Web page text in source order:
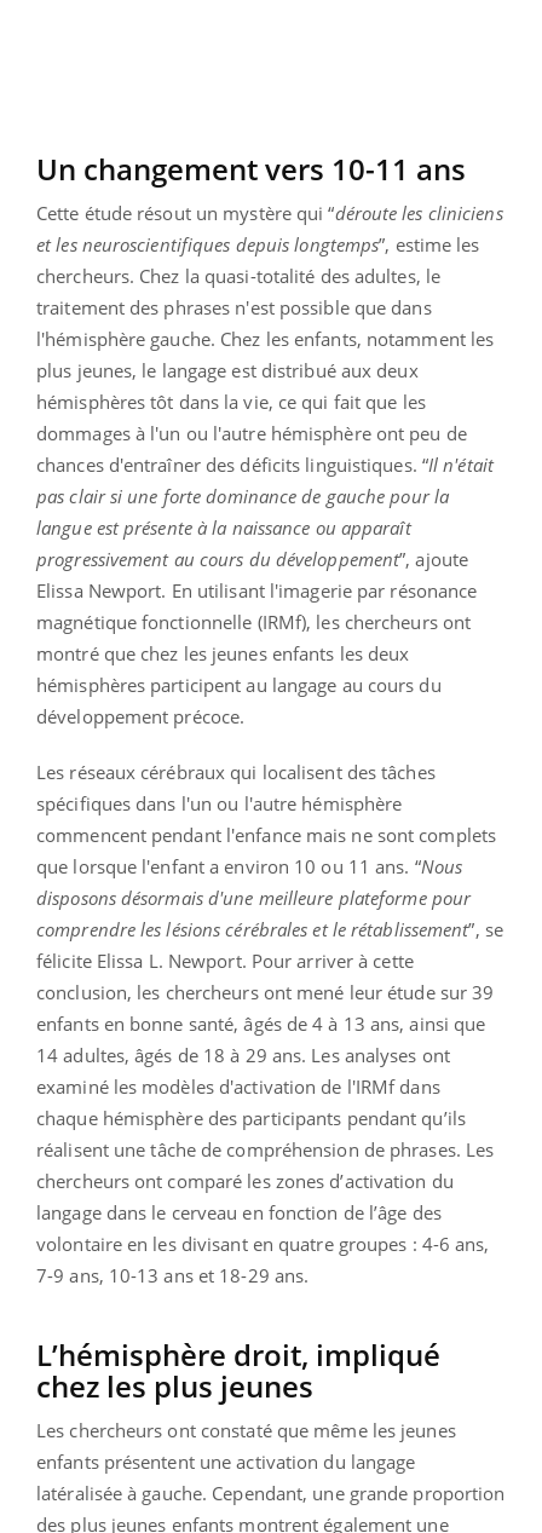
Un changement vers 10-11 ans
Cette étude résout un mystère qui “déroute les cliniciens
et les neuroscientifiques depuis longtemps”, estime les
chercheurs. Chez la quasi-totalité des adultes, le
traitement des phrases n'est possible que dans
l'hémisphère gauche. Chez les enfants, notamment les
plus jeunes, le langage est distribué aux deux
hémisphères tôt dans la vie, ce qui fait que les
dommages à l'un ou l'autre hémisphère ont peu de
chances d'entraîner des déficits linguistiques. “Il n'était
pas clair si une forte dominance de gauche pour la
langue est présente à la naissance ou apparaît
progressivement au cours du développement”, ajoute
Elissa Newport. En utilisant l'imagerie par résonance
magnétique fonctionnelle (IRMf), les chercheurs ont
montré que chez les jeunes enfants les deux
hémisphères participent au langage au cours du
développement précoce.
Les réseaux cérébraux qui localisent des tâches
spécifiques dans l'un ou l'autre hémisphère
commencent pendant l'enfance mais ne sont complets
que lorsque l'enfant a environ 10 ou 11 ans. “Nous
disposons désormais d'une meilleure plateforme pour
comprendre les lésions cérébrales et le rétablissement”, se
félicite Elissa L. Newport. Pour arriver à cette
conclusion, les chercheurs ont mené leur étude sur 39
enfants en bonne santé, âgés de 4 à 13 ans, ainsi que
14 adultes, âgés de 18 à 29 ans. Les analyses ont
examiné les modèles d'activation de l'IRMf dans
chaque hémisphère des participants pendant qu’ils
réalisent une tâche de compréhension de phrases. Les
chercheurs ont comparé les zones d’activation du
langage dans le cerveau en fonction de l’âge des
volontaire en les divisant en quatre groupes : 4-6 ans,
7-9 ans, 10-13 ans et 18-29 ans.
L’hémisphère droit, impliqué
chez les plus jeunes
Les chercheurs ont constaté que même les jeunes
enfants présentent une activation du langage
latéralisée à gauche. Cependant, une grande proportion
des plus jeunes enfants montrent également une